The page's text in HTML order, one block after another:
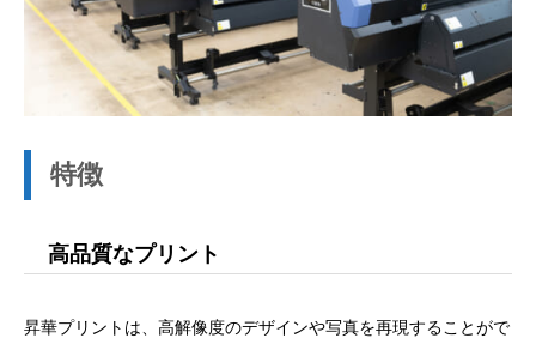
特徴
高品質なプリント
昇華プリントは、高解像度のデザインや写真を再現することがで